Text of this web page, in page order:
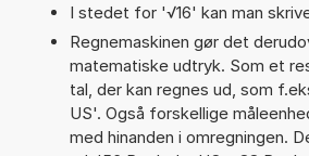
I stedet for '√16' kan man
Regnemaskinen gør det
matematiske udtryk. Som et
tal, der kan regnes ud, som
US'. Også forskellige
med hinanden i omregningen.